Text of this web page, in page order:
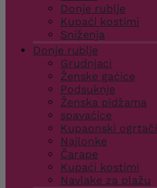
Donje rublje
Kupaći kostimi
Sniženja
Donje rublje
Grudnjaci
Ženske gaćice
Podsuknje
Ženska pidžama
spavaćice
Kupaonski ogrtači
Najlonke
Čarape
Kupaći kostimi
Navlake za plažu